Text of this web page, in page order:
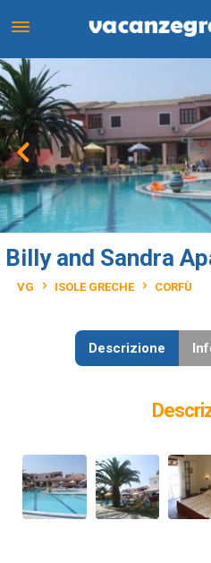
Billy and Sandra
VG ISOLE GRECHE CORFÙ
Descrizione